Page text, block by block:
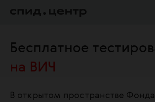
Бесплатное
на ВИЧ
В открытом пространстве Фонда